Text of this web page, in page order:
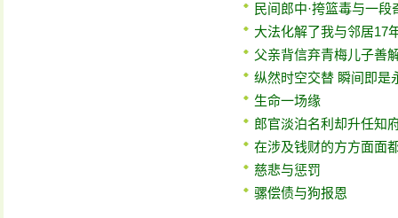
民间郎中·挎篮毒与一段
大法化解了我与邻居17
父亲背信弃青梅儿子善
纵然时空交替 瞬间即是
生命一场缘
郎官淡泊名利却升任知
在涉及钱财的方方面面
慈悲与惩罚
骡偿债与狗报恩